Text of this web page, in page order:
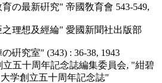
の最新硏究" 帝國敎育會 543-549,
之理想及經綸" 愛國新聞社出版部
硏究室" (343) : 36-38, 1943
立五十周年記念誌編集委員会, "紺碧
学創立五十周年記念誌"